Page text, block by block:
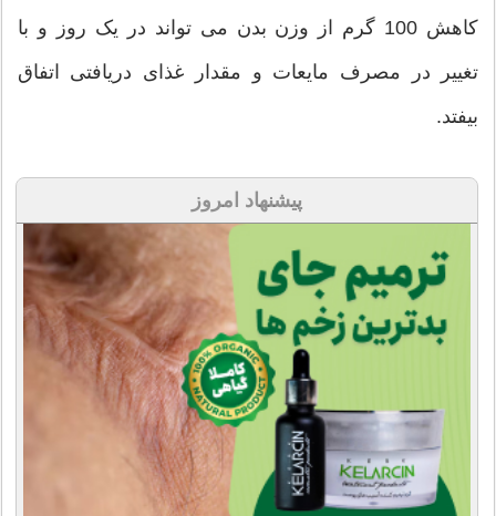
کاهش 100 گرم از وزن بدن می تواند در یک روز و با
تغییر در مصرف مایعات و مقدار غذای دریافتی اتفاق
بیفتد.
پیشنهاد امروز